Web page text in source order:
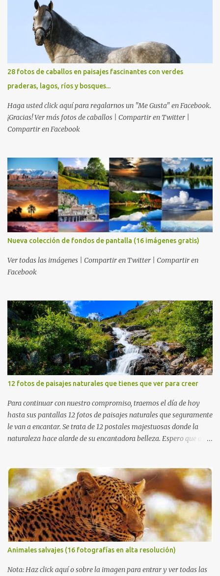
28 fotos de caballos en paisajes fascinantes con verdes
praderas, lagos, ríos y bosques...
Haga usted click aquí para regalarnos un "Me Gusta" en Facebook.
¡Gracias! Ver más fotos de caballos | Compartir en Twitter |
Compartir en Facebook
Nueva colección de fondos de pantalla (16 imágenes gratis)
Ver todas las imágenes | Compartir en Twitter | Compartir en
Facebook
12 fotos de paisajes naturales que tienes que ver para creer
Para continuar con nuestro compromiso, traemos el día de hoy
hasta sus pantallas 12 fotos de paisajes naturales que seguramente
le van a encantar. Se trata de 12 postales majestuosas donde la
naturaleza hace alarde de su encantadora belleza. Espero que al
los ríos de agua viva, lagos, bosques y cascadas, son algunos de los
elementos que hoy acompañan a esta serie fascinante de
fotografía sobre paisajes naturales. Que tengan un feliz jueves
(imágenes con mensajes) con mis mejores deseos a través de la
distancia. Sinceramente, José Luis Ávila Herrera.
Animales salvajes (16 fotografías en alta resolución)
Nota: Haz click aquí o sobre la imagen para entrar y ver todas las